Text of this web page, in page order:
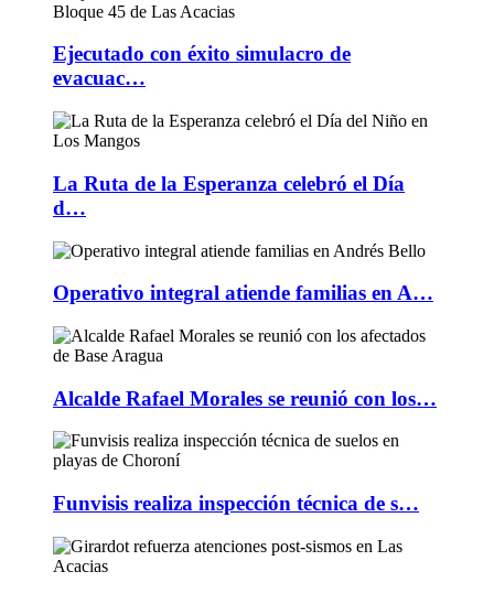
Ejecutado con éxito simulacro de
evacuac…
La Ruta de la Esperanza celebró el Día
d…
Operativo integral atiende familias en A…
Alcalde Rafael Morales se reunió con los…
Funvisis realiza inspección técnica de s…